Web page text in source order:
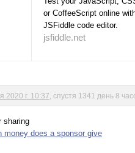
or CoffeeScript online
JSFiddle code editor.
jsfiddle.net
2020 г. 10:37 , спустя 1341 день 8
sharing
money does a sponsor give